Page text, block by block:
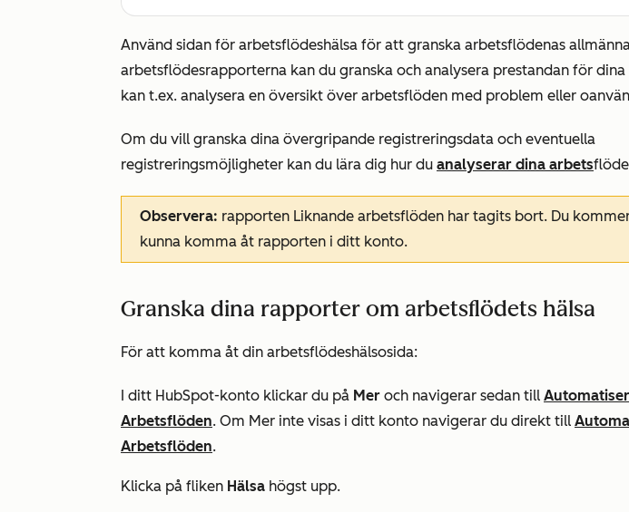
Använd sidan för arbetsflödeshälsa för att granska arbetsflödenas
arbetsflödesrapporterna kan du granska och analysera prestandan för
kan t.ex. analysera en översikt över arbetsflöden med problem eller
Om du vill granska dina övergripande registreringsdata och eventuella
registreringsmöjligheter kan du lära dig hur du analyserar dina arbets
Observera: rapporten Liknande arbetsflöden har tagits bort. Du
kunna komma åt rapporten i ditt konto.
Granska dina rapporter om arbetsflödets hälsa
För att komma åt din arbetsflödeshälsosida:
I ditt HubSpot-konto klickar du på Mer och navigerar sedan till
Arbetsflöden. Om Mer inte visas i ditt konto navigerar du direkt till
Arbetsflöden.
Klicka på fliken Hälsa högst upp.